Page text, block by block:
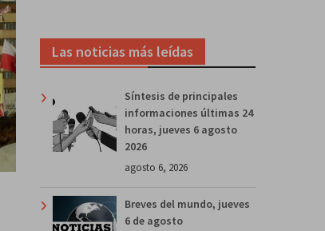
Las noticias más leídas
Síntesis de principales
informaciones últimas 24
horas, jueves 6 agosto
2026
agosto 6, 2026
Breves del mundo, jueves
6 de agosto